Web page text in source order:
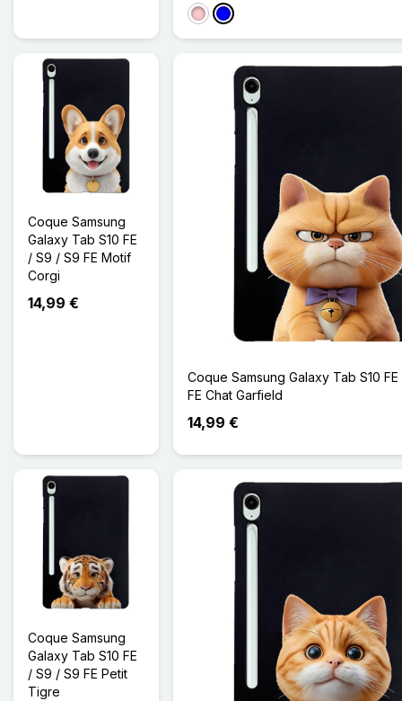
RoseBleu
Coque Samsung
Galaxy Tab S10 FE
/ S9 / S9 FE Motif
Corgi
14,99 €
Coque Samsung Galaxy Tab S10
FE Chat Garfield
14,99 €
Coque Samsung
Galaxy Tab S10 FE
/ S9 / S9 FE Petit
Tigre